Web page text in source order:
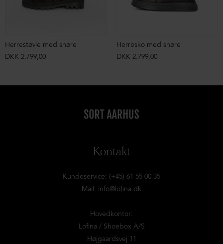
Herrestøvle med snøre
DKK 2.799,00
Herresko med snøre
DKK 2.799,00
Kontakt
Kundeservice: (+45) 61 55 00 35
Mail: info@lofina.dk
Hovedkontor:
Lofina / Shoebox A/S
Højgaardsvej 11